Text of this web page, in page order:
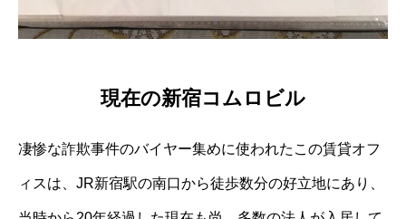
現在の新宿コムロビル
凄惨な詐欺事件のバイヤー集めに使われたこの賃貸オフ
ィスは、JR新宿駅の南口から徒歩数分の好立地にあり、